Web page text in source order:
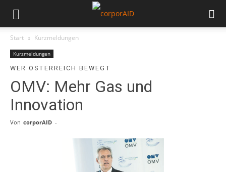
Start Kurzmeldungen
Kurzmeldungen
WER ÖSTERREICH BEWEGT
OMV: Mehr Gas und
Innovation
Von corporAID -